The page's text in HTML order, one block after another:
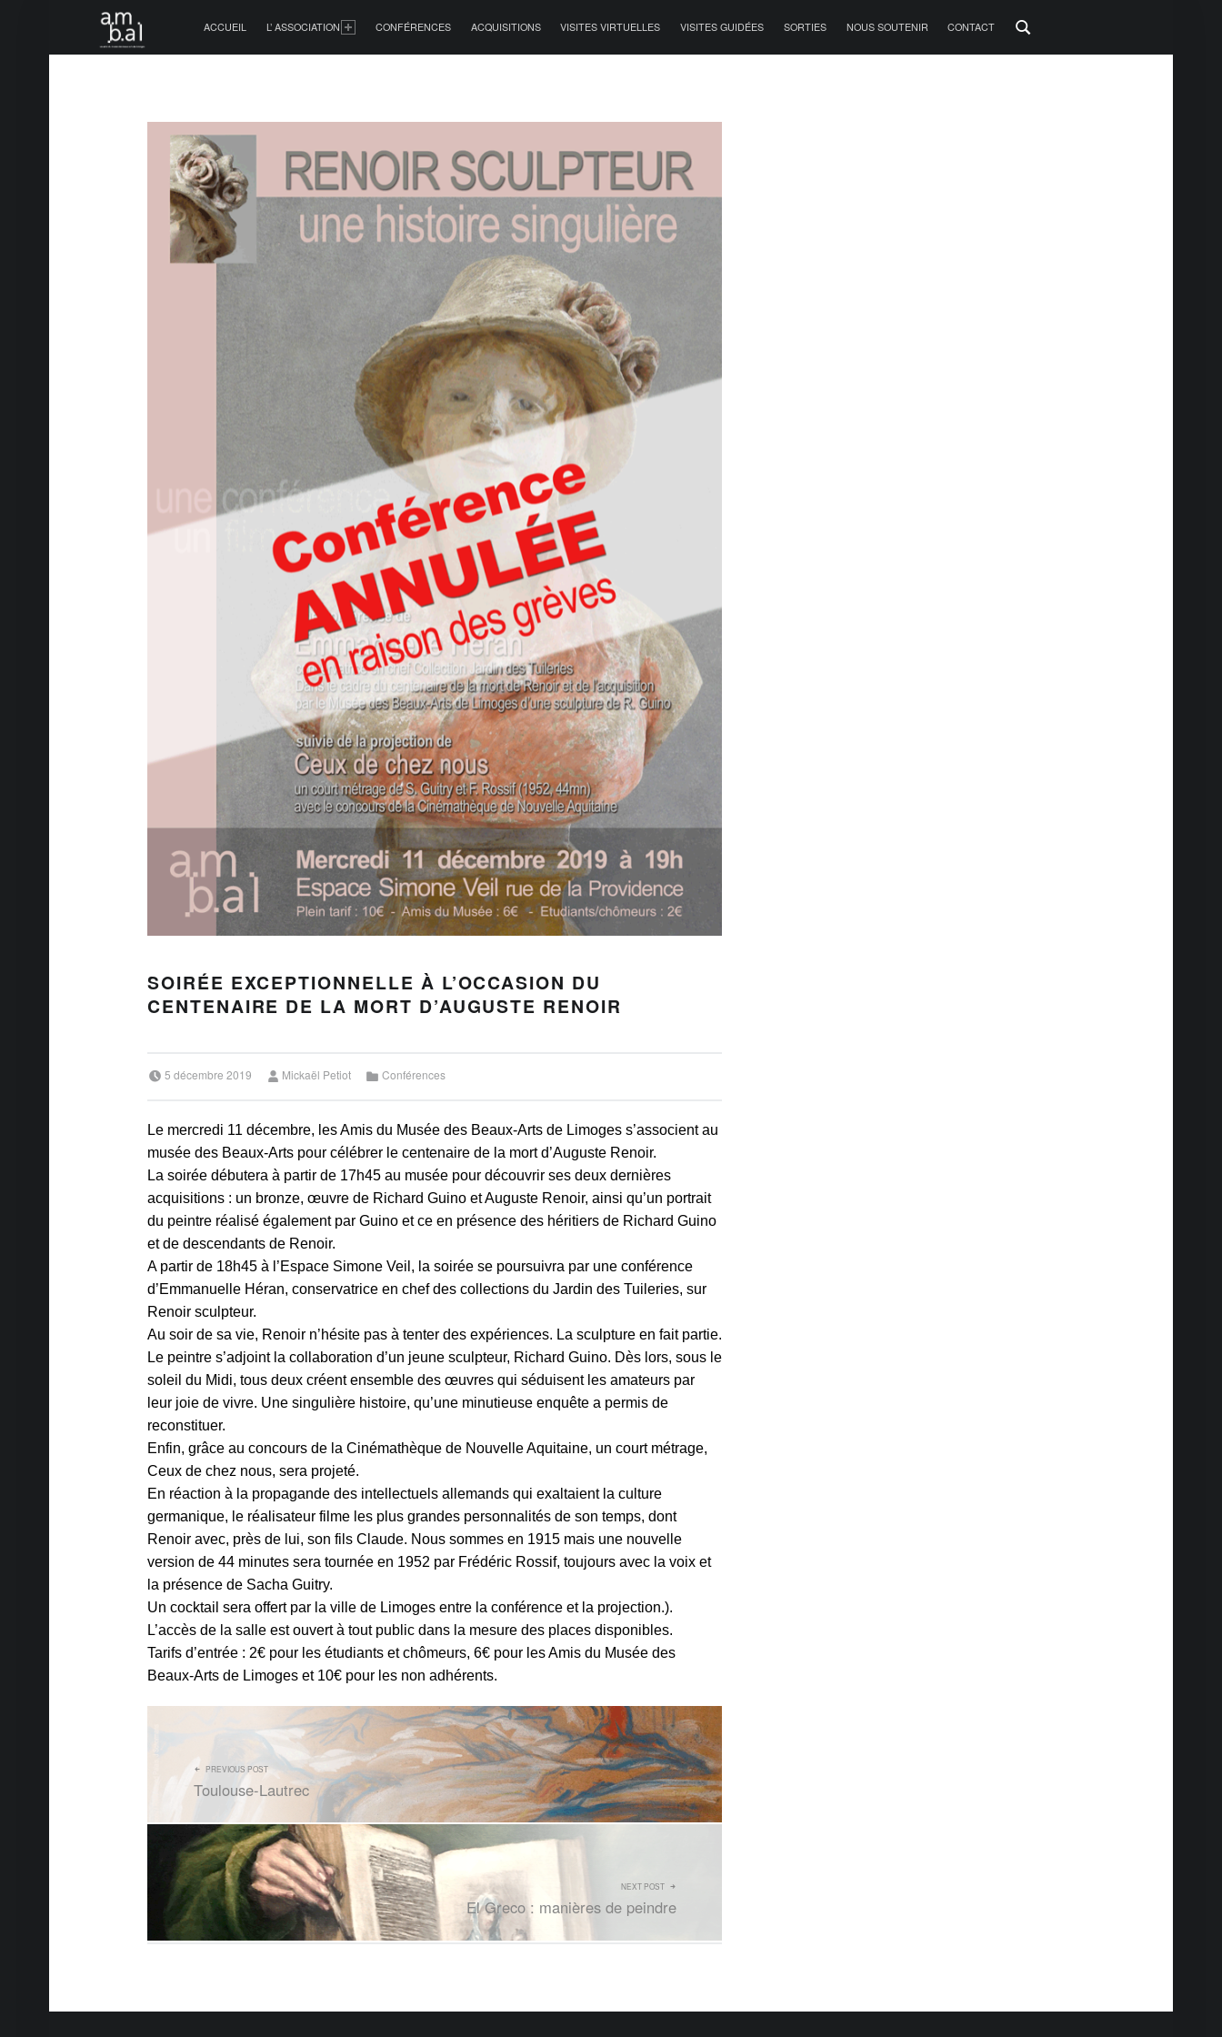
ACCUEIL L’ ASSOCIATION CONFÉRENCES ACQUISITIONS VISITES VIRTUELLES VISITES GUIDÉES SORTIES NOUS SOUTENIR CONTACT
SOIRÉE EXCEPTIONNELLE À L’OCCASION DU
CENTENAIRE DE LA MORT D’AUGUSTE RENOIR
5 décembre 2019 Mickaël Petiot Conférences
Le mercredi 11 décembre, les Amis du Musée des Beaux-Arts de Limoges s’associent au
musée des Beaux-Arts pour célébrer le centenaire de la mort d’Auguste Renoir.
La soirée débutera à partir de 17h45 au musée pour découvrir ses deux dernières
acquisitions : un bronze, œuvre de Richard Guino et Auguste Renoir, ainsi qu’un portrait
du peintre réalisé également par Guino et ce en présence des héritiers de Richard Guino
et de descendants de Renoir.
A partir de 18h45 à l’Espace Simone Veil, la soirée se poursuivra par une conférence
d’Emmanuelle Héran, conservatrice en chef des collections du Jardin des Tuileries, sur
Renoir sculpteur.
Au soir de sa vie, Renoir n’hésite pas à tenter des expériences. La sculpture en fait partie.
Le peintre s’adjoint la collaboration d’un jeune sculpteur, Richard Guino. Dès lors, sous le
soleil du Midi, tous deux créent ensemble des œuvres qui séduisent les amateurs par
leur joie de vivre. Une singulière histoire, qu’une minutieuse enquête a permis de
reconstituer.
Enfin, grâce au concours de la Cinémathèque de Nouvelle Aquitaine, un court métrage,
Ceux de chez nous, sera projeté.
En réaction à la propagande des intellectuels allemands qui exaltaient la culture
germanique, le réalisateur filme les plus grandes personnalités de son temps, dont
Renoir avec, près de lui, son fils Claude. Nous sommes en 1915 mais une nouvelle
version de 44 minutes sera tournée en 1952 par Frédéric Rossif, toujours avec la voix et
la présence de Sacha Guitry.
Un cocktail sera offert par la ville de Limoges entre la conférence et la projection.).
L’accès de la salle est ouvert à tout public dans la mesure des places disponibles.
Tarifs d’entrée : 2€ pour les étudiants et chômeurs, 6€ pour les Amis du Musée des
Beaux-Arts de Limoges et 10€ pour les non adhérents.
NAVIGATION DE L’ARTICLE
PREVIOUS POST
Toulouse-Lautrec
NEXT POST
El Greco : manières de peindre